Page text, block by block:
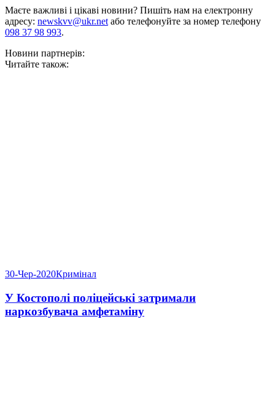
Маєте важливі і цікаві новини? Пишіть нам на електронну
адресу: newskvv@ukr.netабо телефонуйте за номер телефону
098 37 98 993.
Новини партнерів:
Читайте також:
30-Чер-2020Кримінал
У Костополі поліцейські затримали
наркозбувача амфетаміну